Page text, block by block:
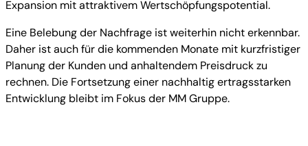
Expansion mit attraktivem Wertschöpfungspotential.
Eine Belebung der Nachfrage ist weiterhin nicht erkennbar.
Daher ist auch für die kommenden Monate mit kurzfristiger
Planung der Kunden und anhaltendem Preisdruck zu
rechnen. Die Fortsetzung einer nachhaltig ertragsstarken
Entwicklung bleibt im Fokus der MM Gruppe.